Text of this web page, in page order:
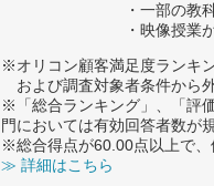
・一部の教
・映像授業
※オリコン顧客満足度ランキ
および調査対象者条件から
※「総合ランキング」、「評
門においては有効回答者数が
※総合得点が60.00点以上で、
≫ 詳細はこちら